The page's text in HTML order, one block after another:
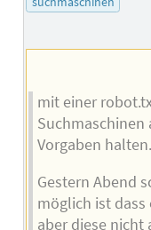
mit einer
Suchmaschinen
Vorgaben halten.
Gestern Abend
möglich ist
aber diese nicht